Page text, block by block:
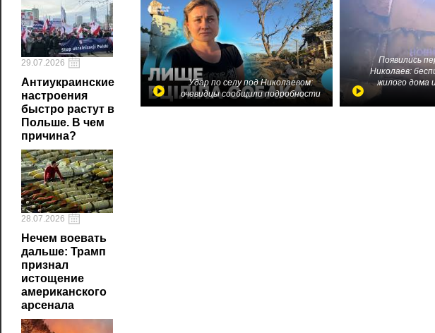
29.07.2026
Антиукраинские
настроения
быстро растут в
Польше. В чем
причина?
28.07.2026
Нечем воевать
дальше: Трамп
признал
истощение
американского
арсенала
Удар по селу под Николаевом:
очевидцы сообщили подробности
Появились
Николаев:
жилого дома